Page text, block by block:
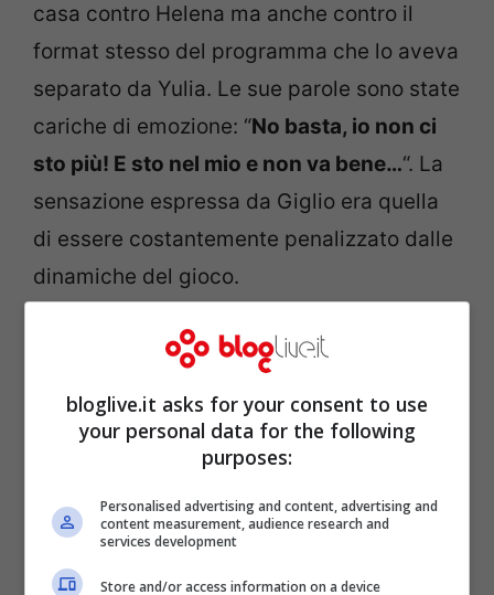
casa contro Helena ma anche contro il
format stesso del programma che lo aveva
separato da Yulia. Le sue parole sono state
cariche di emozione: “No basta, io non ci
sto più! E sto nel mio e non va bene…“. La
sensazione espressa da Giglio era quella
di essere costantemente penalizzato dalle
dinamiche del gioco.
bloglive.it asks for your consent to use
your personal data for the following
purposes:
Personalised advertising and content, advertising and
content measurement, audience research and
services development
Store and/or access information on a device